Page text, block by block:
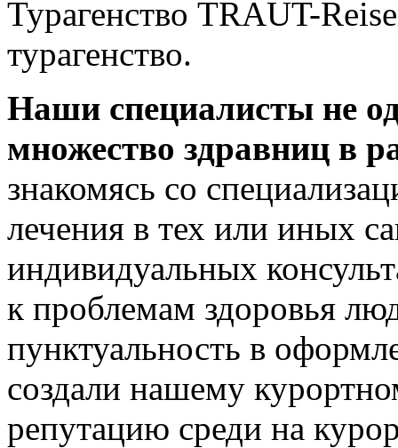
Турагенство TRAUT-
турагенство.
Наши специалисты не
множество здравниц в
знакомясь со
лечения в тех или иных
индивидуальных
к проблемам здоровья
пунктуальность в
создали нашему
репутацию среди на